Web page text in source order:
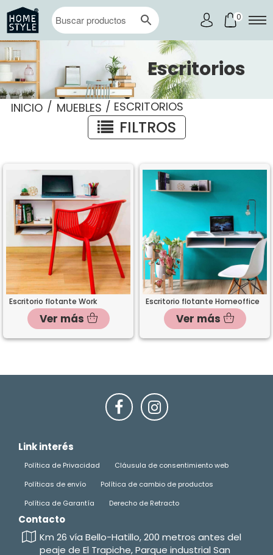
0
Escritorios
INICIO / MUEBLES / ESCRITORIOS
FILTROS
Escritorio flotante Work
Ver más
Escritorio flotante Homeoffice
Ver más
fb
in
Link interés
Política de Privacidad
Cláusula de consentimiento web
Políticas de envío
Política de cambio de productos
Política de Garantía
Derecho de Retracto
Contacto
Km 26 vía Bello-Hatillo, 200 metros antes del
peaje de El Trapiche, Parque industrial San